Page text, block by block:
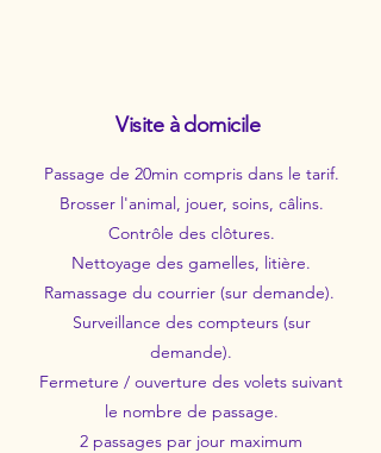
Visite à domicile
Passage de 20min compris dans le tarif.
Brosser l'animal, jouer, soins, câlins.
Contrôle des clôtures.
Nettoyage des gamelles, litière.
Ramassage du courrier (sur demande).
Surveillance des compteurs (sur
demande).
Fermeture / ouverture des volets suivant
le nombre de passage.
2 passages par jour maximum